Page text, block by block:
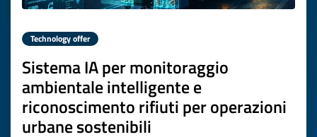
Technology offer
Sistema IA per monitoraggio
ambientale intelligente e
riconoscimento rifiuti per operazioni
urbane sostenibili